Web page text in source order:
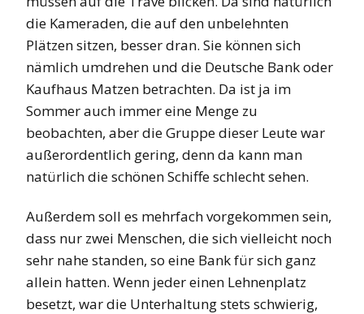
die Kameraden, die auf den unbelehnten
Plätzen sitzen, besser dran. Sie können sich
nämlich umdrehen und die Deutsche Bank oder
Kaufhaus Matzen betrachten. Da ist ja im
Sommer auch immer eine Menge zu
beobachten, aber die Gruppe dieser Leute war
außerordentlich gering, denn da kann man
natürlich die schönen Schiffe schlecht sehen.
Außerdem soll es mehrfach vorgekommen sein,
dass nur zwei Menschen, die sich vielleicht noch
sehr nahe standen, so eine Bank für sich ganz
allein hatten. Wenn jeder einen Lehnenplatz
besetzt, war die Unterhaltung stets schwierig,